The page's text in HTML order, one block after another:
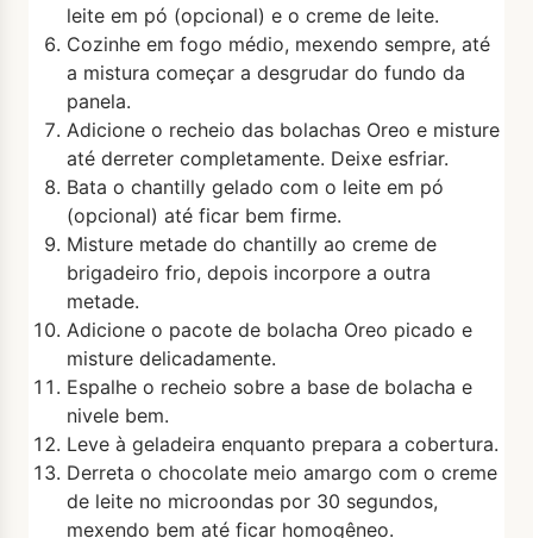
leite em pó (opcional) e o creme de leite.
Cozinhe em fogo médio, mexendo sempre, até
a mistura começar a desgrudar do fundo da
panela.
Adicione o recheio das bolachas Oreo e misture
até derreter completamente. Deixe esfriar.
Bata o chantilly gelado com o leite em pó
(opcional) até ficar bem firme.
Misture metade do chantilly ao creme de
brigadeiro frio, depois incorpore a outra
metade.
Adicione o pacote de bolacha Oreo picado e
misture delicadamente.
Espalhe o recheio sobre a base de bolacha e
nivele bem.
Leve à geladeira enquanto prepara a cobertura.
Derreta o chocolate meio amargo com o creme
de leite no microondas por 30 segundos,
mexendo bem até ficar homogêneo.